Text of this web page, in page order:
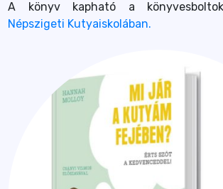
A könyv kapható a
Népszigeti Kutyaiskolában.